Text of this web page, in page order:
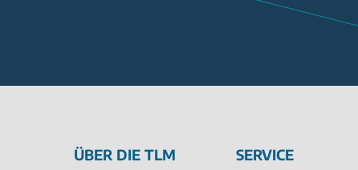
ÜBER DIE TLM SERVICE